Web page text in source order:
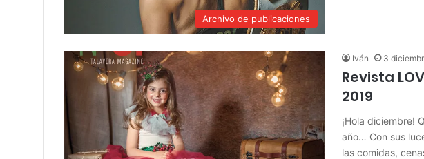
Archivo de publicaciones
Iván 3
Revista
2019
¡Hola diciembre!
año… Con sus
las comidas,